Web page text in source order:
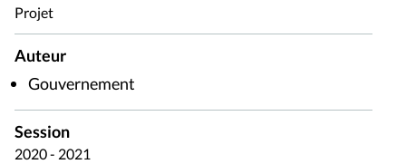
Projet
Auteur
Gouvernement
Session
2020 - 2021